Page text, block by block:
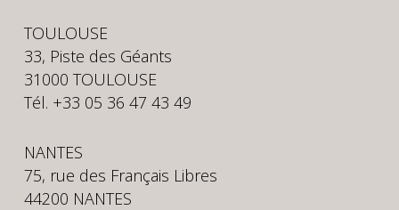
TOULOUSE
33, Piste des Géants
31000 TOULOUSE
Tél. +33 05 36 47 43 49
NANTES
75, rue des Français Libres
44200 NANTES